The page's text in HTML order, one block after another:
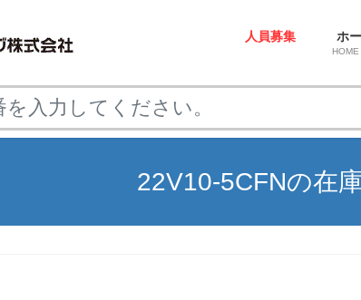
人員募集 ホ
HOME
22V10-5CFNの在